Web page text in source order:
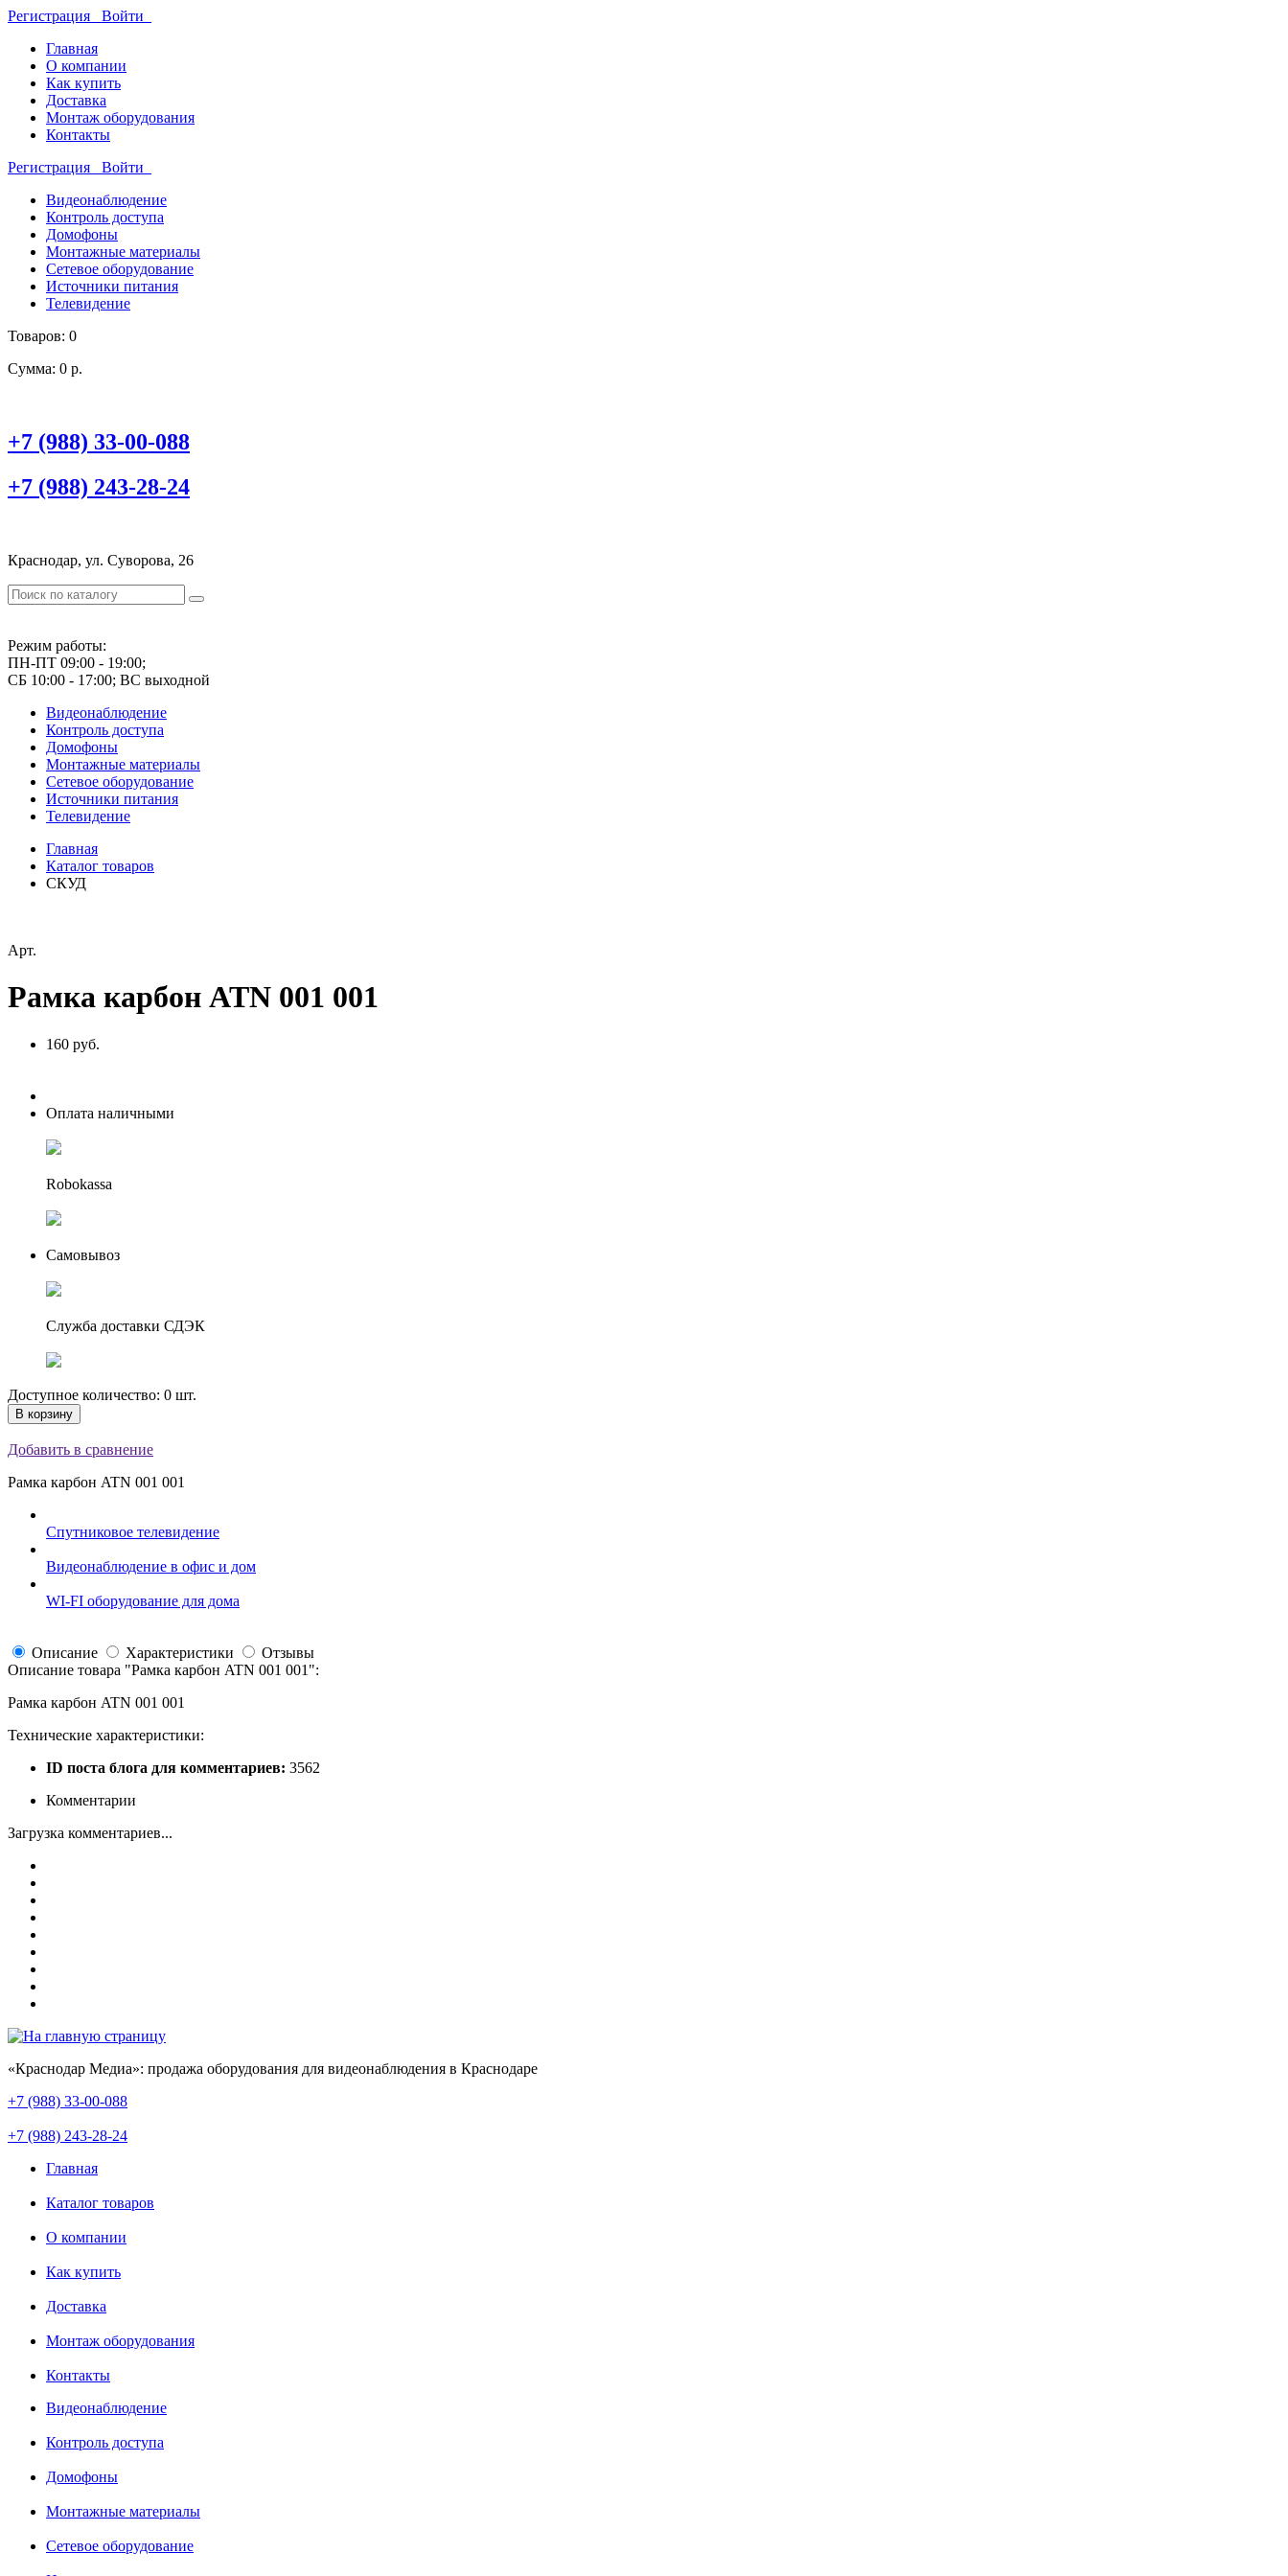
Регистрация Войти
Главная
О компании
Как купить
Доставка
Монтаж оборудования
Контакты
Регистрация Войти
Видеонаблюдение
Контроль доступа
Домофоны
Монтажные материалы
Сетевое оборудование
Источники питания
Телевидение
Товаров: 0
Сумма: 0 р.
+7 (988) 33-00-088
+7 (988) 243-28-24
Краснодар, ул. Суворова, 26
Режим работы:
ПН-ПТ 09:00 - 19:00;
СБ 10:00 - 17:00; ВС выходной
Видеонаблюдение
Контроль доступа
Домофоны
Монтажные материалы
Сетевое оборудование
Источники питания
Телевидение
Главная
Каталог товаров
СКУД
Арт.
Рамка карбон ATN 001 001
160 руб.
Оплата наличными
Robokassa
Самовывоз
Служба доставки СДЭК
Доступное количество: 0 шт.
В корзину
Добавить в сравнение
Рамка карбон ATN 001 001
Спутниковое телевидение
Видеонаблюдение в офис и дом
WI-FI оборудование для дома
Описание Характеристики
Отзывы
Описание товара "Рамка карбон ATN 001 001 ":
Рамка карбон ATN 001 001
Технические характеристики:
ID поста блога для комментариев: 3562
Комментарии
Загрузка комментариев...
«Краснодар Медиа»: продажа оборудования для видеонаблюдения в Краснодаре
+7 (988) 33-00-088
+7 (988) 243-28-24
Главная
Каталог товаров
О компании
Как купить
Доставка
Монтаж оборудования
Контакты
Видеонаблюдение
Контроль доступа
Домофоны
Монтажные материалы
Сетевое оборудование